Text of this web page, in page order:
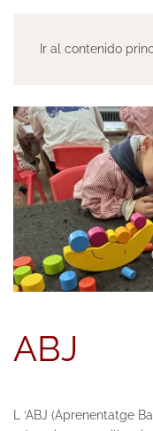
Ir al contenido
ABJ
L ‘ABJ (Aprenentatge